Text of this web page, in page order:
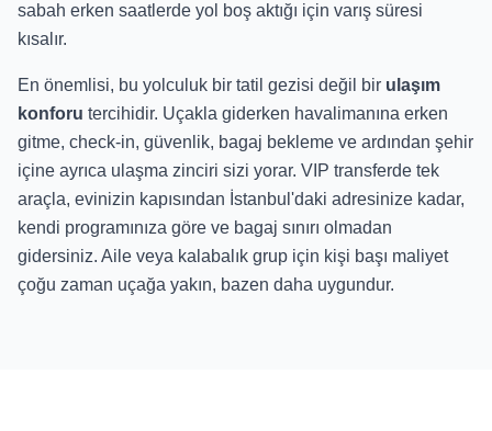
sabah erken saatlerde yol boş aktığı için varış süresi
kısalır.
En önemlisi, bu yolculuk bir tatil gezisi değil bir ulaşım
konforu tercihidir. Uçakla giderken havalimanına erken
gitme, check-in, güvenlik, bagaj bekleme ve ardından şehir
içine ayrıca ulaşma zinciri sizi yorar. VIP transferde tek
araçla, evinizin kapısından İstanbul'daki adresinize kadar,
kendi programınıza göre ve bagaj sınırı olmadan
gidersiniz. Aile veya kalabalık grup için kişi başı maliyet
çoğu zaman uçağa yakın, bazen daha uygundur.